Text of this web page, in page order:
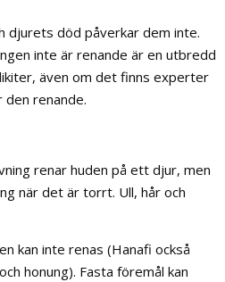
djurets död påverkar dem inte.
inte är renande är en utbredd
även om det finns experter
den renande.
renar huden på ett djur, men
när det är torrt. Ull, hår och
kan inte renas (Hanafi också
honung). Fasta föremål kan